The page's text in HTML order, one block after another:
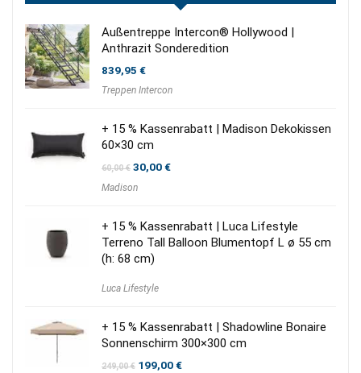
Außentreppe Intercon® Hollywood |
Anthrazit Sonderedition
839,95 €
Treppen Intercon
+ 15 % Kassenrabatt | Madison Dekokissen
60×30 cm
60,00€ Ursprünglicher
war:
30,00€Aktueller
Madison
+ 15 % Kassenrabatt | Luca Lifestyle
Terreno Tall Balloon Blumentopf L ø 55 cm
(h: 68 cm)
Luca Lifestyle
+ 15 % Kassenrabatt | Shadowline Bonaire
Sonnenschirm 300×300 cm
249,00€ Ursprünglicher
199,00€Aktueller